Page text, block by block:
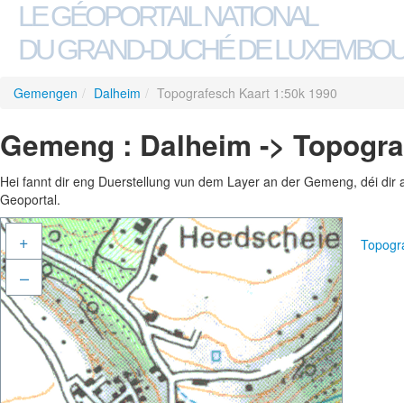
LE GÉOPORTAIL NATIONAL
DU GRAND-DUCHÉ DE
Gemengen / Dalheim / Topografesch Kaart 1:50k 1990
Gemeng : Dalheim ->
Hei fannt dir eng Duerstellung vun dem Layer an der Gemeng, déi
Geoportal.
+
–